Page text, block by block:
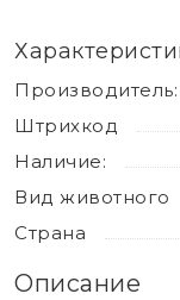
Производитель:
Штрихкод
Наличие:
Вид животного
Страна
Описание